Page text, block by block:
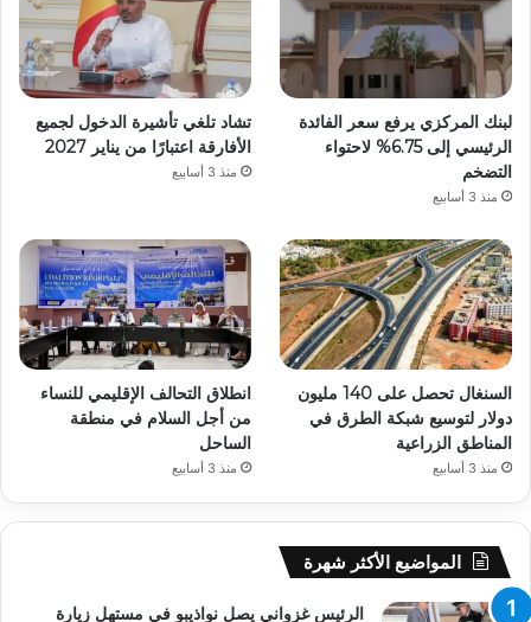
لبنك المركزي يرفع سعر الفائدة
الرئيسي إلى 6.75% لاحتواء
التضخم
منذ 3 أسابيع
تشاد تلغي تأشيرة الدخول لجميع
الأفارقة اعتبارًا من يناير 2027
منذ 3 أسابيع
السنغال تحصل على 140 مليون
دولار لتوسيع شبكة الطرق في
المناطق الزراعية
منذ 3 أسابيع
انطلاق التحالف الإقليمي للنساء
من أجل السلام في منطقة
الساحل
منذ 3 أسابيع
المواضيع الأكثر شهرة
الرئيس غزواني يصل نواذيبو في مستهل زيارة